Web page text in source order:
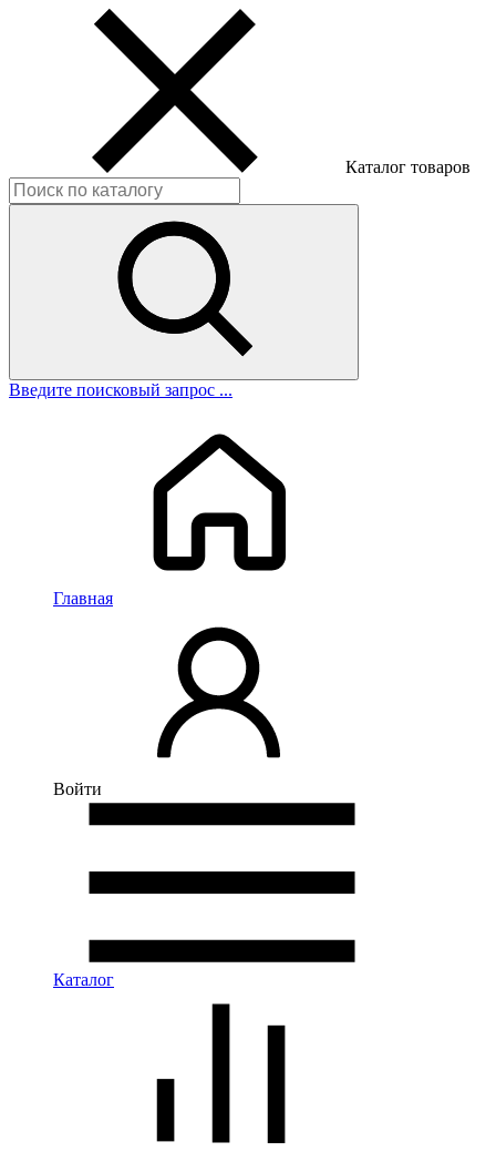
Каталог товаров
Введите поисковый запрос ...
Главная
Войти
Каталог